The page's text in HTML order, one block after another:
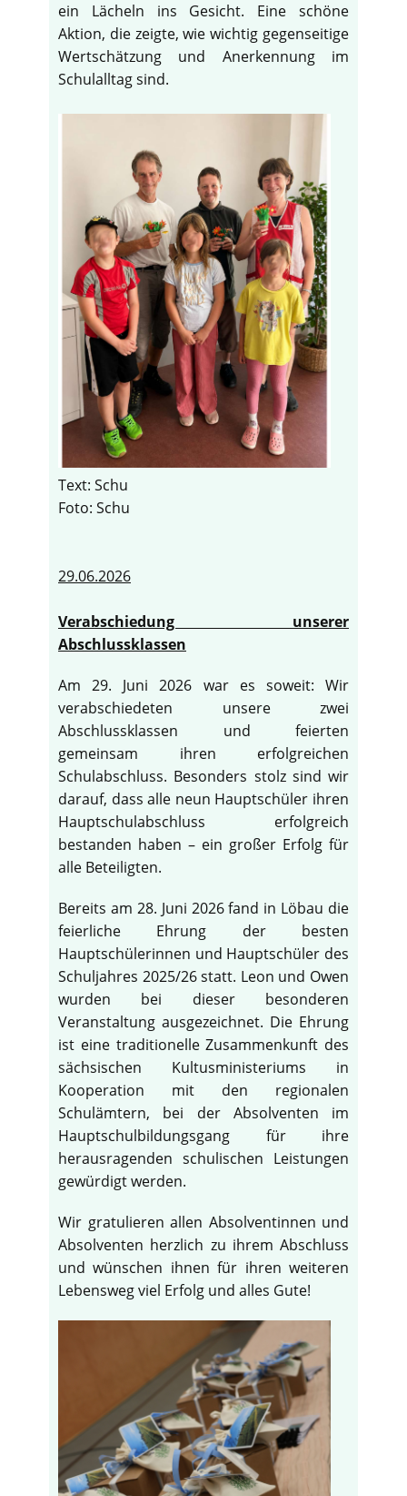
ein Lächeln ins Gesicht. Eine schöne
Aktion, die zeigte, wie wichtig gegenseitige
Wertschätzung und Anerkennung im
Schulalltag sind.
Text: Schu
Foto: Schu
29.06.2026
Verabschiedung unserer
Abschlussklassen
Am 29. Juni 2026 war es soweit: Wir
verabschiedeten unsere zwei
Abschlussklassen und feierten
gemeinsam ihren erfolgreichen
Schulabschluss. Besonders stolz sind wir
darauf, dass alle neun Hauptschüler ihren
Hauptschulabschluss erfolgreich
bestanden haben – ein großer Erfolg für
alle Beteiligten.
Bereits am 28. Juni 2026 fand in Löbau die
feierliche Ehrung der besten
Hauptschülerinnen und Hauptschüler des
Schuljahres 2025/26 statt. Leon und Owen
wurden bei dieser besonderen
Veranstaltung ausgezeichnet. Die Ehrung
ist eine traditionelle Zusammenkunft des
sächsischen Kultusministeriums in
Kooperation mit den regionalen
Schulämtern, bei der Absolventen im
Hauptschulbildungsgang für ihre
herausragenden schulischen Leistungen
gewürdigt werden.
Wir gratulieren allen Absolventinnen und
Absolventen herzlich zu ihrem Abschluss
und wünschen ihnen für ihren weiteren
Lebensweg viel Erfolg und alles Gute!